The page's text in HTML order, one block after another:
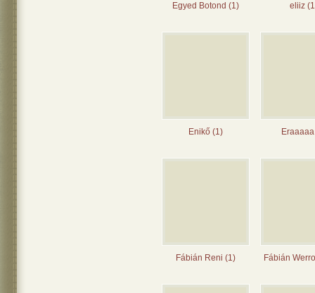
Egyed Botond (1) eliiz
Enikő (1)
Fábián Reni (1) Fábián